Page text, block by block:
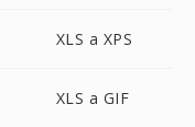
XLS a XPS
XLS a GIF